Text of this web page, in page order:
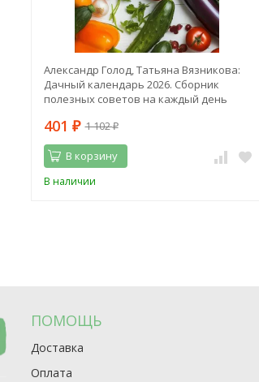
Александр Голод, Татьяна Вязникова:
Дачный календарь 2026. Сборник
полезных советов на каждый день
401 ₽ 1 102₽
В корзину
В наличии
ПОМОЩЬ
Доставка
Оплата